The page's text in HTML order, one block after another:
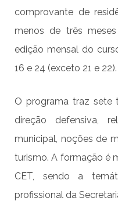
comprovante de
menos de três
edição mensal do
16 e 24 (exceto 21 e 22).
O programa traz sete
direção defensiva,
municipal, noções de
turismo. A formação é
CET, sendo a
profissional da